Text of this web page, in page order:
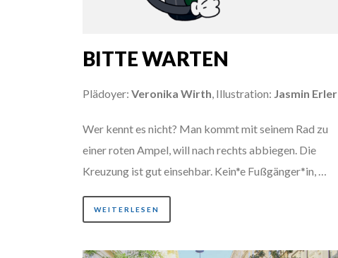
BITTE WARTEN
Plädoyer: Veronika Wirth, Illustration: Jasmin Erler
Wer kennt es nicht? Man kommt mit seinem Rad zu
einer roten Ampel, will nach rechts abbiegen. Die
Kreuzung ist gut einsehbar. Kein*e Fußgänger*in, …
WEITERLESEN